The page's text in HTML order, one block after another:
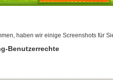
haben wir einige Screenshots für
Benutzerrechte